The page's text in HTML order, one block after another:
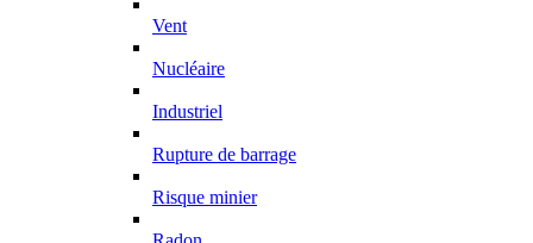
Vent
Nucléaire
Industriel
Rupture de barrage
Risque minier